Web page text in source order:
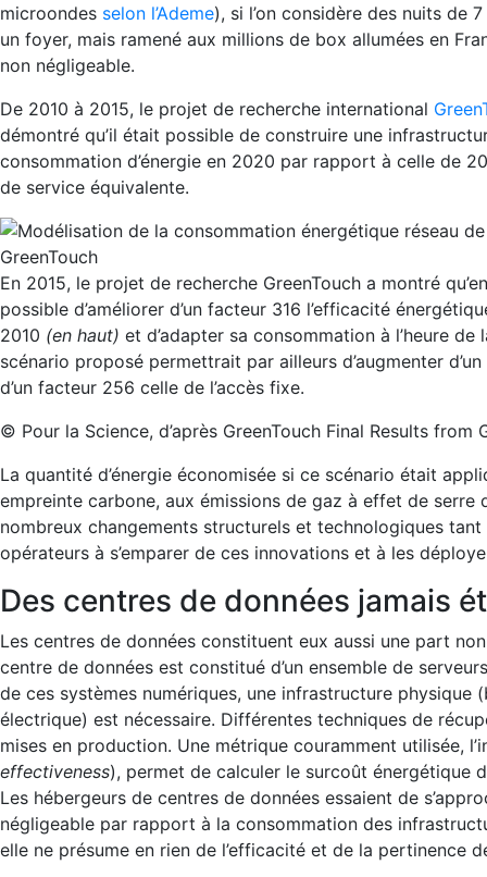
microondes selon l’Ademe), si l’on considère des nuits de
un foyer, mais ramené aux millions de box allumées en
non négligeable.
De 2010 à 2015, le projet de recherche international
démontré qu’il était possible de construire une
consommation d’énergie en 2020 par rapport à celle de
de service équivalente.
En 2015, le projet de recherche GreenTouch a montré
possible d’améliorer d’un facteur 316 l’efficacité
2010 (en haut) et d’adapter sa consommation à l’heure
scénario proposé permettrait par ailleurs d’augmenter
d’un facteur 256 celle de l’accès fixe.
© Pour la Science, d’après GreenTouch Final Results from
La quantité d’énergie économisée si ce scénario était
empreinte carbone, aux émissions de gaz à effet de
nombreux changements structurels et technologiques
opérateurs à s’emparer de ces innovations et à les
Des centres de données jamais
Les centres de données constituent eux aussi une part
centre de données est constitué d’un ensemble de
de ces systèmes numériques, une infrastructure
électrique) est nécessaire. Différentes techniques de
mises en production. Une métrique couramment utilisée,
effectiveness), permet de calculer le surcoût énergétique
Les hébergeurs de centres de données essaient de
négligeable par rapport à la consommation des
elle ne présume en rien de l’efficacité et de la pertinence